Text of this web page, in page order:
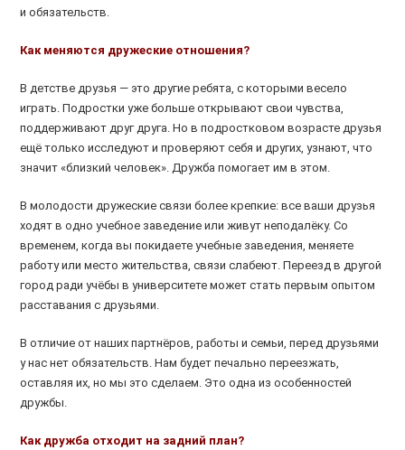
и обязательств.
Как меняются дружеские отношения?
В детстве друзья — это другие ребята, с которыми весело
играть. Подростки уже больше открывают свои чувства,
поддерживают друг друга. Но в подростковом возрасте друзья
ещё только исследуют и проверяют себя и других, узнают, что
значит «близкий человек». Дружба помогает им в этом.
В молодости дружеские связи более крепкие: все ваши друзья
ходят в одно учебное заведение или живут неподалёку. Со
временем, когда вы покидаете учебные заведения, меняете
работу или место жительства, связи слабеют. Переезд в другой
город ради учёбы в университете может стать первым опытом
расставания с друзьями.
В отличие от наших партнёров, работы и семьи, перед друзьями
у нас нет обязательств. Нам будет печально переезжать,
оставляя их, но мы это сделаем. Это одна из особенностей
дружбы.
Как дружба отходит на задний план?